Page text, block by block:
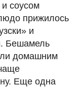
соусом
прижилось
и
Бешамель
домашним
Еще одна